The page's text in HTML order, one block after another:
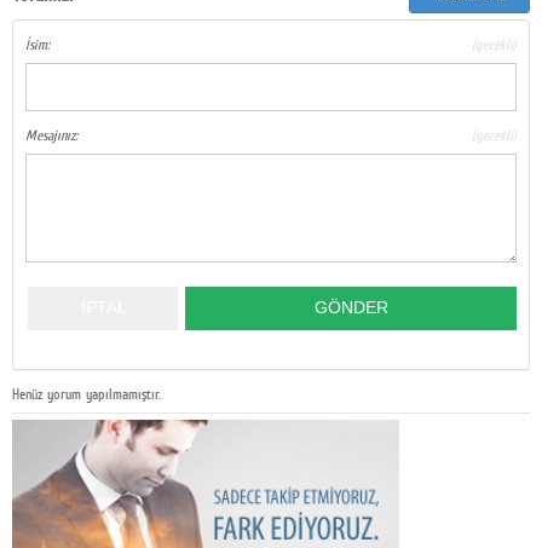
İsim: (gerekli)
Mesajınız: (gerekli)
Henüz yorum yapılmamıştır.